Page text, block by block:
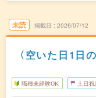
未読 掲載日 2026/07/12
〈空いた日1日
職種未経験OK 土日祝